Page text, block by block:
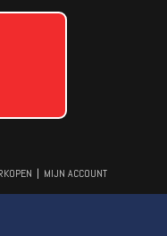
MIJN ACCOUNT